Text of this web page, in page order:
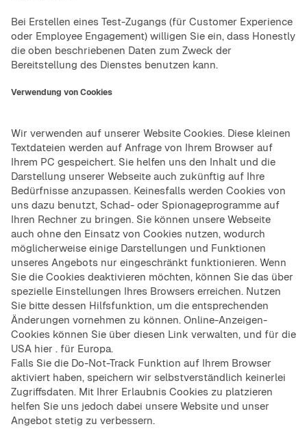
Bei Erstellen eines Test-Zugangs (für Customer Experience
oder Employee Engagement) willigen Sie ein, dass Honestly
die oben beschriebenen Daten zum Zweck der
Bereitstellung des Dienstes benutzen kann.
Verwendung von Cookies
Wir verwenden auf unserer Website Cookies. Diese kleinen
Textdateien werden auf Anfrage von Ihrem Browser auf
Ihrem PC gespeichert. Sie helfen uns den Inhalt und die
Darstellung unserer Webseite auch zukünftig auf Ihre
Bedürfnisse anzupassen. Keinesfalls werden Cookies von
uns dazu benutzt, Schad- oder Spionageprogramme auf
Ihren Rechner zu bringen. Sie können unsere Webseite
auch ohne den Einsatz von Cookies nutzen, wodurch
möglicherweise einige Darstellungen und Funktionen
unseres Angebots nur eingeschränkt funktionieren. Wenn
Sie die Cookies deaktivieren möchten, können Sie das über
spezielle Einstellungen Ihres Browsers erreichen. Nutzen
Sie bitte dessen Hilfsfunktion, um die entsprechenden
Änderungen vornehmen zu können. Online-Anzeigen-
Cookies können Sie über diesen Link verwalten, und für die
USA hier . für Europa.
Falls Sie die Do-Not-Track Funktion auf Ihrem Browser
aktiviert haben, speichern wir selbstverständlich keinerlei
Zugriffsdaten. Mit Ihrer Erlaubnis Cookies zu platzieren
helfen Sie uns jedoch dabei unsere Website und unser
Angebot stetig zu verbessern.